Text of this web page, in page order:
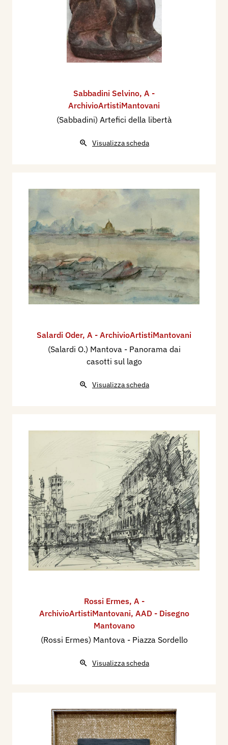
Sabbadini Selvino, A -
ArchivioArtistiMantovani
(Sabbadini) Artefici della libertà
Visualizza scheda
Salardi Oder, A - ArchivioArtistiMantovani
(Salardi O.) Mantova - Panorama dai
casotti sul lago
Visualizza scheda
Rossi Ermes, A -
ArchivioArtistiMantovani, AAD - Disegno
Mantovano
(Rossi Ermes) Mantova - Piazza Sordello
Visualizza scheda